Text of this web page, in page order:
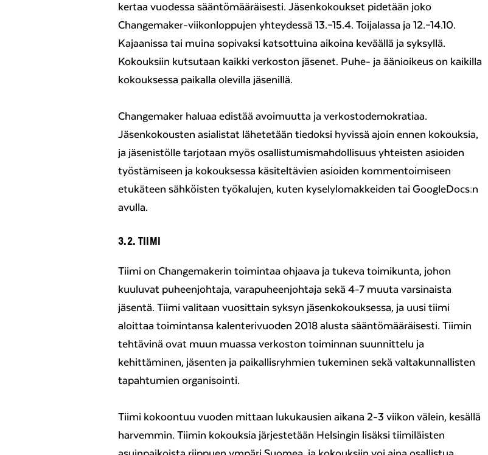
kertaa vuodessa sääntömääräisesti. Jäsenkokoukset pidetään joko
Changemaker-viikonloppujen yhteydessä 13.–15.4. Toijalassa ja 12.–14.10.
Kajaanissa tai muina sopivaksi katsottuina aikoina keväällä ja syksyllä.
Kokouksiin kutsutaan kaikki verkoston jäsenet. Puhe- ja äänioikeus on kaikilla
kokouksessa paikalla olevilla jäsenillä.
Changemaker haluaa edistää avoimuutta ja verkostodemokratiaa.
Jäsenkokousten asialistat lähetetään tiedoksi hyvissä ajoin ennen kokouksia,
ja jäsenistölle tarjotaan myös osallistumismahdollisuus yhteisten asioiden
työstämiseen ja kokouksessa käsiteltävien asioiden kommentoimiseen
etukäteen sähköisten työkalujen, kuten kyselylomakkeiden tai GoogleDocs:n
avulla.
3.2. TIIMI
Tiimi on Changemakerin toimintaa ohjaava ja tukeva toimikunta, johon
kuuluvat puheenjohtaja, varapuheenjohtaja sekä 4-7 muuta varsinaista
jäsentä. Tiimi valitaan vuosittain syksyn jäsenkokouksessa, ja uusi tiimi
aloittaa toimintansa kalenterivuoden 2018 alusta sääntömääräisesti. Tiimin
tehtävinä ovat muun muassa verkoston toiminnan suunnittelu ja
kehittäminen, jäsenten ja paikallisryhmien tukeminen sekä valtakunnallisten
tapahtumien organisointi.
Tiimi kokoontuu vuoden mittaan lukukausien aikana 2-3 viikon välein, kesällä
harvemmin. Tiimin kokouksia järjestetään Helsingin lisäksi tiimiläisten